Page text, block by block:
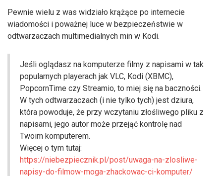
Pewnie wielu z was widziało krążące po internecie
wiadomości i poważnej luce w bezpieczeństwie w
odtwarzaczach multimedialnych min w Kodi.
Jeśli oglądasz na komputerze filmy z napisami w tak
popularnych playerach jak VLC, Kodi (XBMC),
PopcornTime czy Streamio, to miej się na baczności.
W tych odtwarzaczach (i nie tylko tych) jest dziura,
która powoduje, że przy wczytaniu złośliwego pliku z
napisami, jego autor może przejąć kontrolę nad
Twoim komputerem.
Więcej o tym tutaj:
https://niebezpiecznik.pl/post/uwaga-na-zlosliwe-
napisy-do-filmow-moga-zhackowac-ci-komputer/